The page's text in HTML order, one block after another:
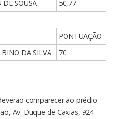
DE SOUSA
50,77
PONTUAÇÃO
DA SILVA 70
comparecer ao prédio
Av. Duque de Caxias, 924 –